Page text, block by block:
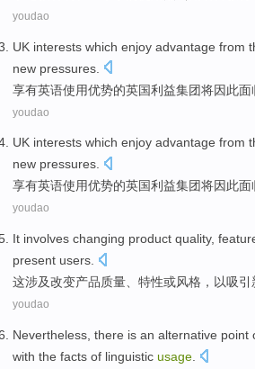
youdao
UK interests which enjoy advantage from
new pressures
享有英语使用优势的英国利益集团将因此面
youdao
UK interests which enjoy advantage from
new pressures.
享有英语使用优势的英国利益集团将因此面
youdao
It involves changing product quality,
present users
这涉及改变产品质量 特性或风格 ， 以吸引
youdao
Nevertheless , there is an alternative point
with the facts of linguistic usage